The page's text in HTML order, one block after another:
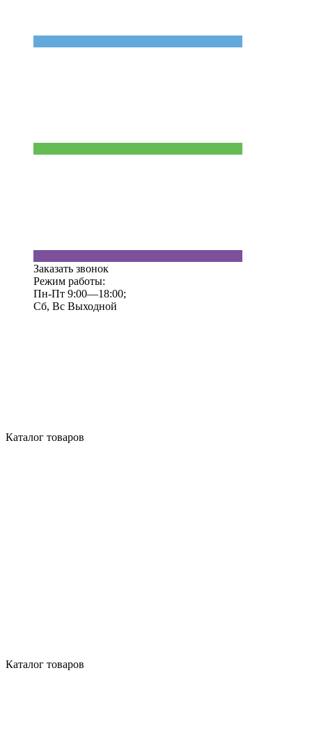
Заказать звонок
Режим работы:
Пн-Пт 9:00—18:00;
Сб, Вс Выходной
Каталог товаров
Каталог товаров